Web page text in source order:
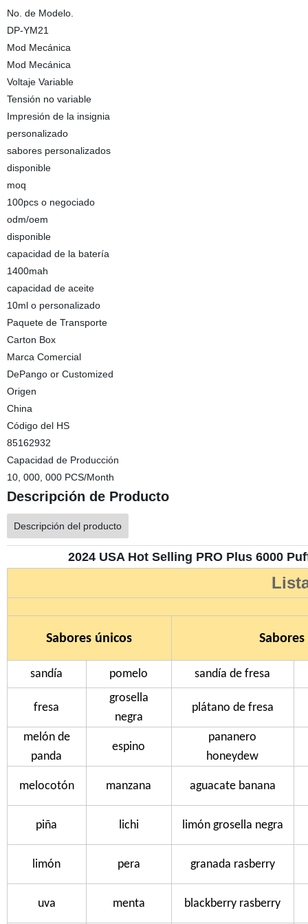
No. de Modelo.
DP-YM21
Mod Mecánica
Mod Mecánica
Voltaje Variable
Tensión no variable
Impresión de la insignia
personalizado
sabores personalizados
disponible
moq
100pcs o negociado
odm/oem
disponible
capacidad de la batería
1400mah
capacidad de aceite
10ml o personalizado
Paquete de Transporte
Carton Box
Marca Comercial
DePango or Customized
Origen
China
Código del HS
85162932
Capacidad de Producción
10, 000, 000 PCS/Month
Descripción de Producto
Descripción del producto
2024 USA Hot Selling PRO Plus 6000
Sabores únicos
sandía pomelo sandía de fresa
fresa
grosella
negra
plátano de fresa
melón de
panda
espino
pananero
honeydew
melocotón manzana aguacate banana
piña lichi limón grosella negra
limón pera granada rasberry
uva menta blackberry rasberry